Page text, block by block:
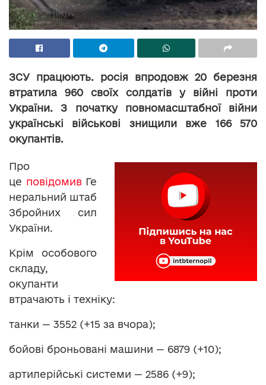
ЗСУ працюють. росія впродовж 20 березня
втратила 960 своїх солдатів у війні проти
України. З початку повномасштабної війни
українські військові знищили вже 166 570
окупантів.
Про
це повідомив Ге
неральний штаб
Збройних сил
України.
Крім особового
складу,
окупанти
втрачають і техніку:
танки — 3552 (+15 за вчора);
бойові броньовані машини — 6879 (+10);
артилерійські системи — 2586 (+9);